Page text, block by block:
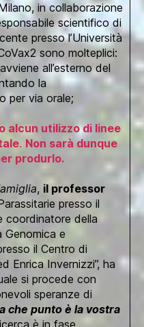
in collaborazione
scientifico di
presso l’Università
sono molteplici:
all’esterno del
la
per via orale;
alcun utilizzo di linee
. Non sarà dunque
produrlo.
, il professor
presso il
coordinatore della
Genomica e
il Centro di
Enrica Invernizzi”, ha
si procede con
speranze di
che punto è la vostra
è in fase